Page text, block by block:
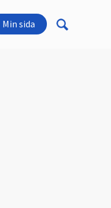
Min sida